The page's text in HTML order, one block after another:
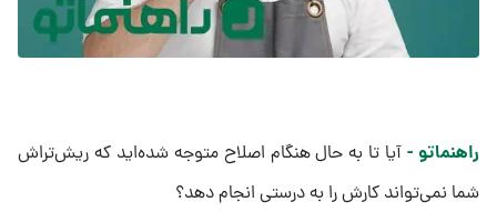
راهنماتو - آیا تا به حال هنگام اصلاح متوجه شده‌اید که ریش‌تراش
شما نمی‌تواند کارش را به درستی انجام دهد؟